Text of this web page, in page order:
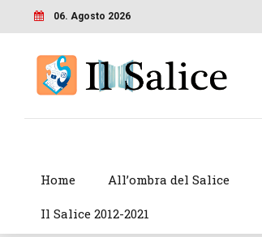
06. Agosto 2026
Home All’ombra del Salice
Il Salice 2012-2021